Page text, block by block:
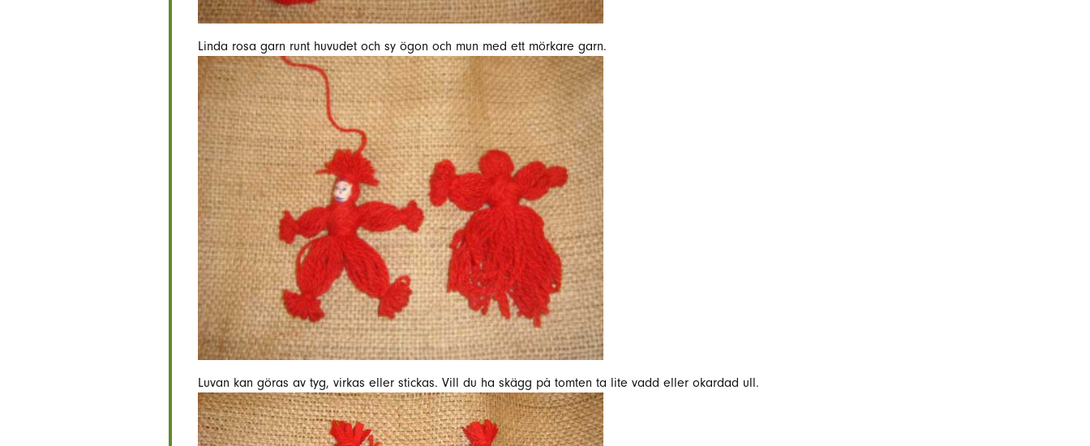
Linda rosa garn runt huvudet och sy ögon och mun med ett mörkare garn.
Luvan kan göras av tyg, virkas eller stickas. Vill du ha skägg på tomten ta lite vadd eller okardad ull.